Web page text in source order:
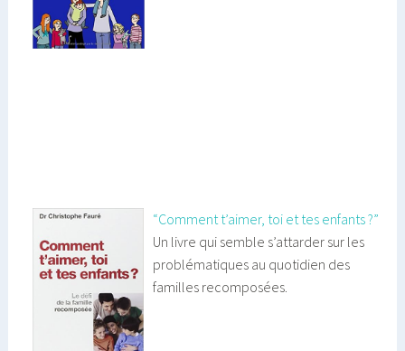
“Comment t’aimer, toi et tes enfants ?”
Un livre qui semble s’attarder sur les
problématiques au quotidien des
familles recomposées.